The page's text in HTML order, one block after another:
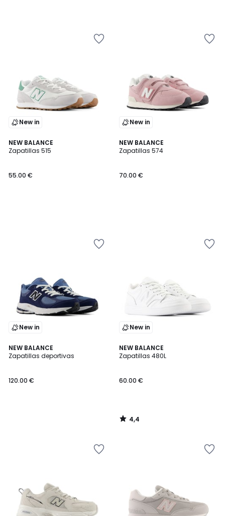
New in
NEW BALANCE
Zapatillas 515
55.00 €
New in
NEW BALANCE
Zapatillas 574
70.00 €
New in
NEW BALANCE
Zapatillas deportivas
120.00 €
New in
NEW BALANCE
Zapatillas 480L
60.00 €
4,4
/ 5
4,4
/